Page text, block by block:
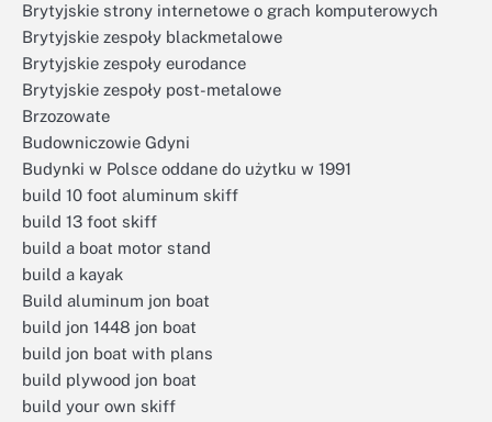
Brytyjskie strony internetowe o grach komputerowych
Brytyjskie zespoły blackmetalowe
Brytyjskie zespoły eurodance
Brytyjskie zespoły post-metalowe
Brzozowate
Budowniczowie Gdyni
Budynki w Polsce oddane do użytku w 1991
build 10 foot aluminum skiff
build 13 foot skiff
build a boat motor stand
build a kayak
Build aluminum jon boat
build jon 1448 jon boat
build jon boat with plans
build plywood jon boat
build your own skiff